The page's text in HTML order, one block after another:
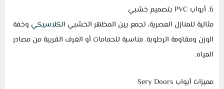
6. أبواب PVC بتصميم خشبي
مثالية للمنازل العصرية، تجمع بين المظهر الخشبي الكلاسيكي وخفة
الوزن ومقاومة الرطوبة. مناسبة للحمامات أو الغرف القريبة من مصادر
المياه.
مميزات أبواب Sery Doors